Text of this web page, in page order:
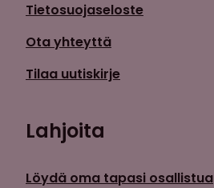
Tietosuojaseloste
Ota yhteyttä
Tilaa uutiskirje
Lahjoita
Löydä oma tapasi osallistua